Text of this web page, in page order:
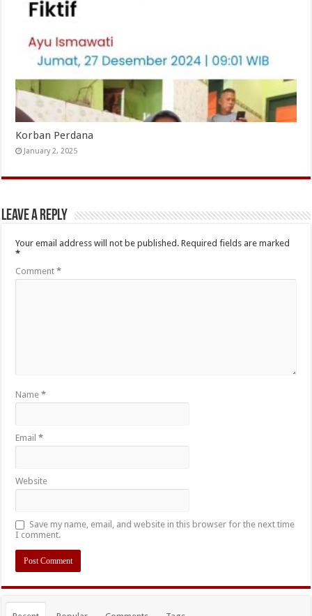
Korban Perdana
January 2, 2025
Leave a Reply
Your email address will not be published. Required fields are marked
*
Comment*
Name*
Email*
Website
Save my name, email, and website in this browser for the next time
I comment.